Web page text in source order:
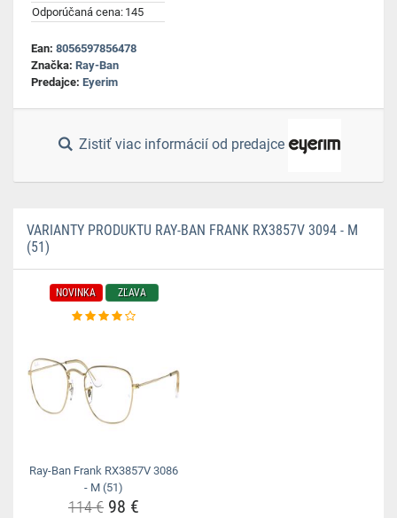
Odporúčaná cena: 145
Ean: 8056597856478
Značka: Ray-Ban
Predajce: Eyerim
Zistiť viac informácií od predajce
VARIANTY PRODUKTU RAY-BAN FRANK RX3857V 3094 - M
(51)
NOVINKA ZĽAVA
Ray-Ban Frank RX3857V 3086
- M (51)
114 € 98 €